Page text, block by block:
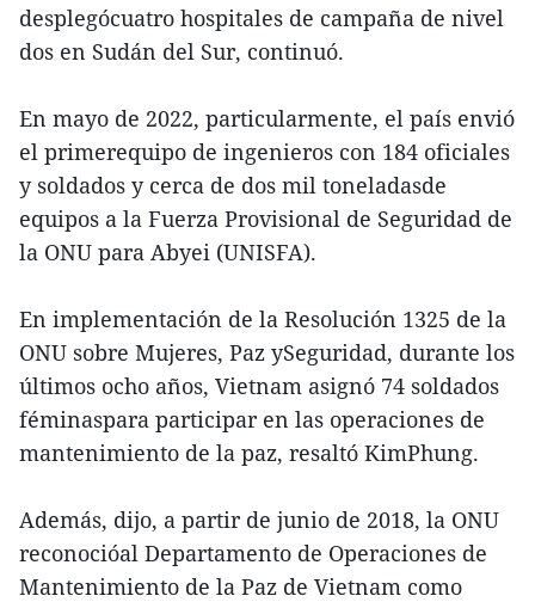
desplegócuatro hospitales de campaña de nivel
dos en Sudán del Sur, continuó.
En mayo de 2022, particularmente, el país envió
el primerequipo de ingenieros con 184 oficiales
y soldados y cerca de dos mil toneladasde
equipos a la Fuerza Provisional de Seguridad de
la ONU para Abyei (UNISFA).
En implementación de la Resolución 1325 de la
ONU sobre Mujeres, Paz ySeguridad, durante los
últimos ocho años, Vietnam asignó 74 soldados
féminaspara participar en las operaciones de
mantenimiento de la paz, resaltó KimPhung.
Además, dijo, a partir de junio de 2018, la ONU
reconocióal Departamento de Operaciones de
Mantenimiento de la Paz de Vietnam como